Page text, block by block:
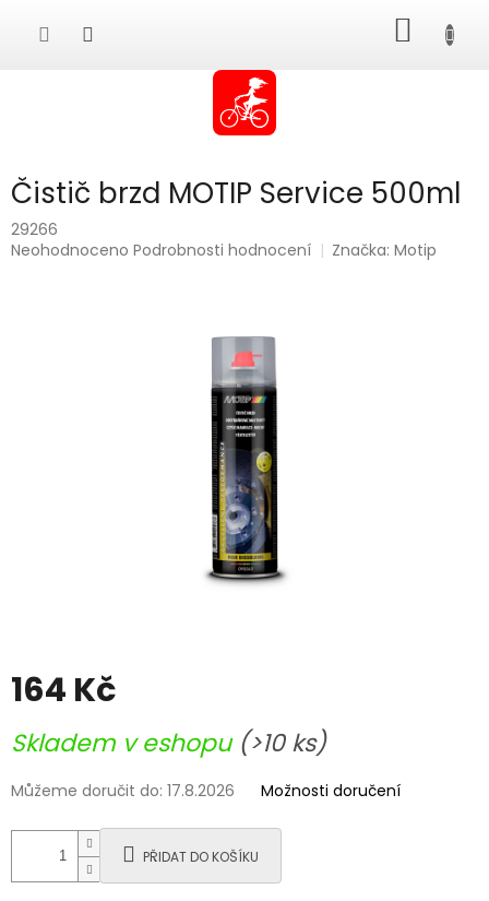
KOŠÍK
Čistič brzd MOTIP Service 500ml
29266
Průměrné
Neohodnoceno Podrobnosti hodnocení Značka:Motip
164 Kč
cena:
Skladem v eshopu (>10 ks)
Můžeme doručit do: 17.8.2026 Možnosti doručení
PŘIDAT DO KOŠÍKU